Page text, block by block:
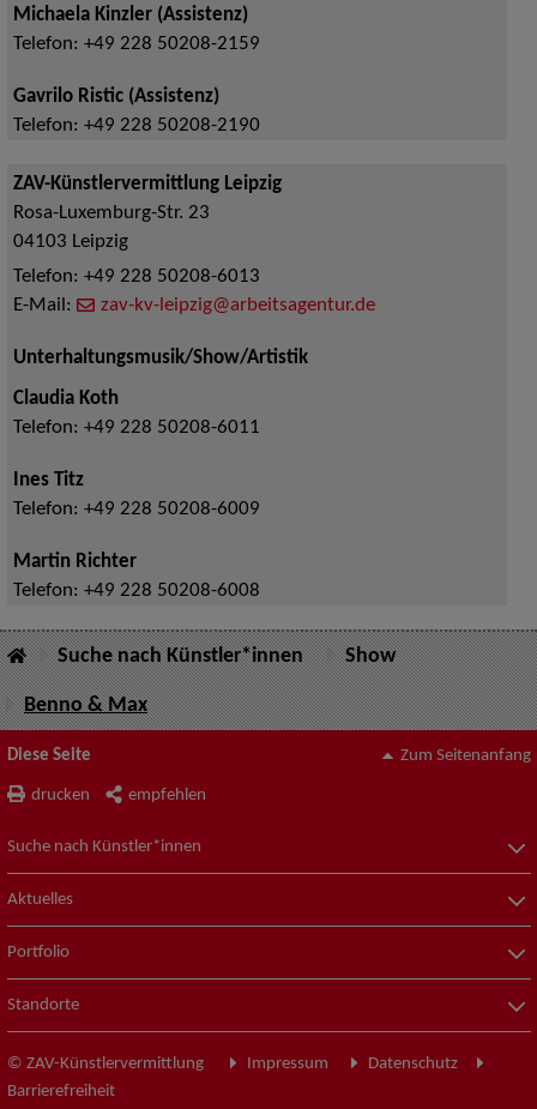
Michaela Kinzler (Assistenz)
Telefon: +49 228 50208-2159
Gavrilo Ristic (Assistenz)
Telefon: +49 228 50208-2190
ZAV-Künstlervermittlung Leipzig
Rosa-Luxemburg-Str. 23
04103 Leipzig
Telefon: +49 228 50208-6013
E-Mail:
zav-kv-leipzig@arbeitsagentur.de
Unterhaltungsmusik/Show/Artistik
Claudia Koth
Telefon: +49 228 50208-6011
Ines Titz
Telefon: +49 228 50208-6009
Martin Richter
Telefon: +49 228 50208-6008
Suche nach Künstler*innen Show
Benno & Max
Diese Seite
drucken empfehlen
Zum Seitenanfang
Suche nach Künstler*innen
Aktuelles
Portfolio
Standorte
© ZAV-Künstlervermittlung Impressum
Datenschutz
Barrierefreiheit